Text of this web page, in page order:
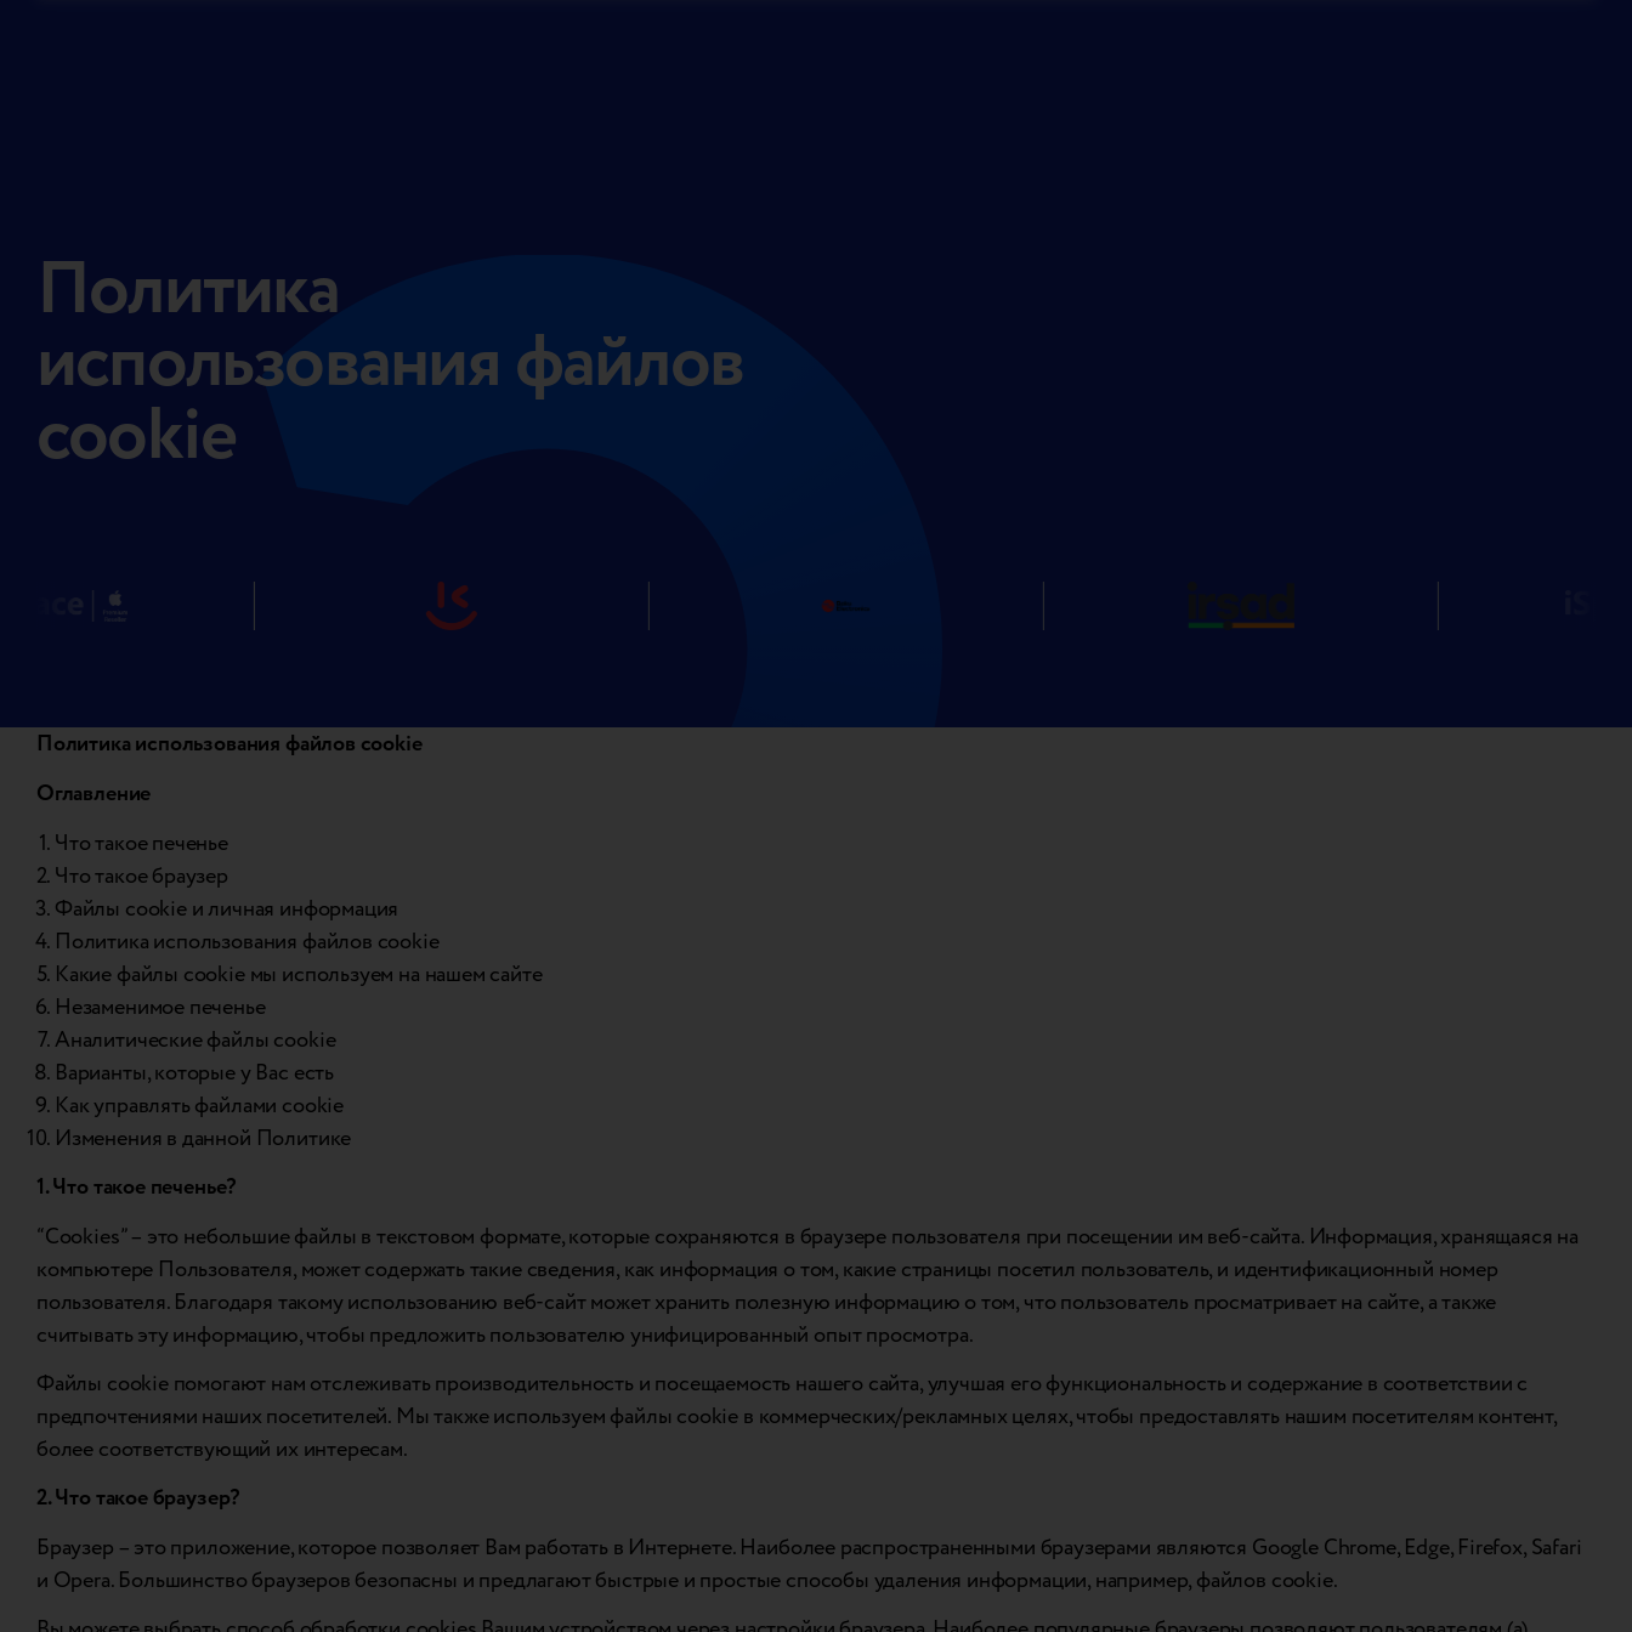
Политика
использования файлов
cookie
Политика использования файлов cookie
Оглавление
Что такое печенье
Что такое браузер
Файлы cookie и личная информация
Политика использования файлов cookie
Какие файлы cookie мы используем на нашем сайте
Незаменимое печенье
Аналитические файлы cookie
Варианты, которые у Вас есть
Как управлять файлами cookie
Изменения в данной Политике
1. Что такое печенье?
“Cookies” – это небольшие файлы в текстовом формате, которые сохраняются в браузере пользователя при посещении им веб-сайта. Информация, хранящаяся на
компьютере Пользователя, может содержать такие сведения, как информация о том, какие страницы посетил пользователь, и идентификационный номер
пользователя. Благодаря такому использованию веб-сайт может хранить полезную информацию о том, что пользователь просматривает на сайте, а также
считывать эту информацию, чтобы предложить пользователю унифицированный опыт просмотра.
Файлы cookie помогают нам отслеживать производительность и посещаемость нашего сайта, улучшая его функциональность и содержание в соответствии с
предпочтениями наших посетителей. Мы также используем файлы cookie в коммерческих/рекламных целях, чтобы предоставлять нашим посетителям контент,
более соответствующий их интересам.
2. Что такое браузер?
Браузер – это приложение, которое позволяет Вам работать в Интернете. Наиболее распространенными браузерами являются Google Chrome, Edge, Firefox, Safari
и Opera. Большинство браузеров безопасны и предлагают быстрые и простые способы удаления информации, например, файлов cookie.